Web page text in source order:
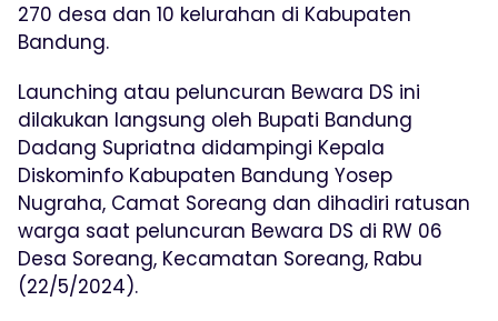
270 desa dan 10 kelurahan di Kabupaten
Bandung.
Launching atau peluncuran Bewara DS ini
dilakukan langsung oleh Bupati Bandung
Dadang Supriatna didampingi Kepala
Diskominfo Kabupaten Bandung Yosep
Nugraha, Camat Soreang dan dihadiri ratusan
warga saat peluncuran Bewara DS di RW 06
Desa Soreang, Kecamatan Soreang, Rabu
(22/5/2024).